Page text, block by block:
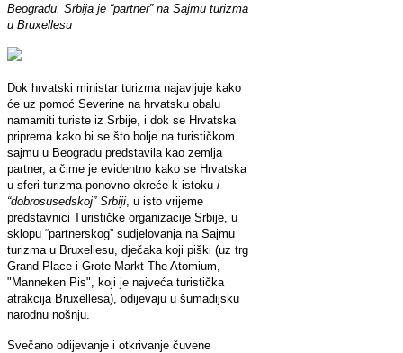
Beogradu, Srbija je “partner” na Sajmu turizma
u Bruxellesu
Dok hrvatski ministar turizma najavljuje kako
će uz pomoć Severine na hrvatsku obalu
namamiti turiste iz Srbije, i dok se Hrvatska
priprema kako bi se što bolje na turističkom
sajmu u Beogradu predstavila kao zemlja
partner, a čime je evidentno kako se Hrvatska
u sferi turizma ponovno okreće k istoku i
“dobrosusedskoj” Srbiji , u isto vrijeme
predstavnici Turističke organizacije Srbije, u
sklopu “partnerskog” sudjelovanja na Sajmu
turizma u Bruxellesu, dječaka koji piški (uz trg
Grand Place i Grote Markt The Atomium,
"Manneken Pis", koji je najveća turistička
atrakcija Bruxellesa), odijevaju u šumadijsku
narodnu nošnju.
Svečano odijevanje i otkrivanje čuvene